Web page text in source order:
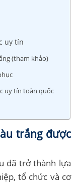
uy tín
(tham khảo)
uy tín toàn quốc
trắng được
đã trở thành lựa
tổ chức và cơ